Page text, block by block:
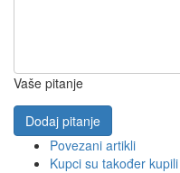
Vaše pitanje
Dodaj pitanje
Povezani artikli
Kupci su također kupili